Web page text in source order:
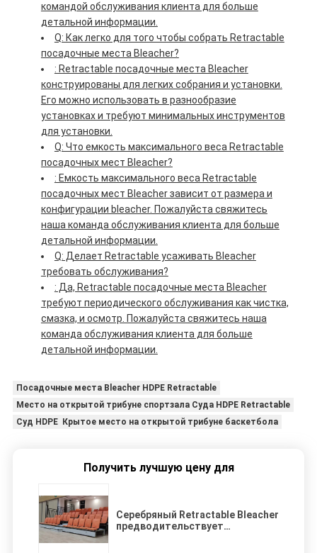
командой обслуживания клиента для больше
детальной информации.
Q: Как легко для того чтобы собрать Retractable
посадочные места Bleacher?
: Retractable посадочные места Bleacher
конструированы для легких собрания и установки.
Его можно использовать в разнообразие
установках и требуют минимальных инструментов
для установки.
Q: Что емкость максимального веса Retractable
посадочных мест Bleacher?
: Емкость максимального веса Retractable
посадочных мест Bleacher зависит от размера и
конфигурации bleacher. Пожалуйста свяжитесь
наша команда обслуживания клиента для больше
детальной информации.
Q: Делает Retractable усаживать Bleacher
требовать обслуживания?
: Да, Retractable посадочные места Bleacher
требуют периодического обслуживания как чистка,
смазка, и осмотр. Пожалуйста свяжитесь наша
команда обслуживания клиента для больше
детальной информации.
Посадочные места Bleacher HDPE Retractable
Место на открытой трибуне спортзала Суда HDPE Retractable
Суд HDPE Крытое место на открытой трибуне баскетбола
Получить лучшую цену для
Серебряный Retractable Bleacher
предводительствует